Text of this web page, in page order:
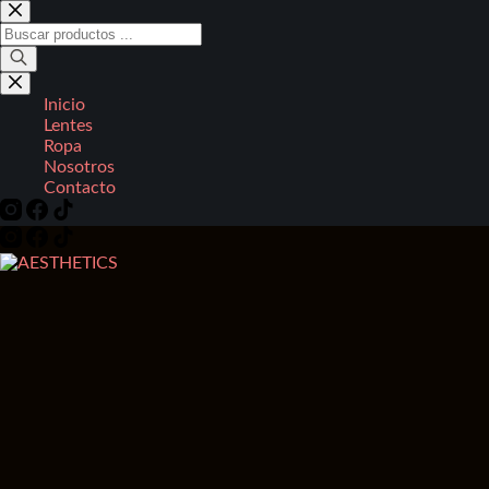
Saltar
al
contenido
Búsqueda
de
productos
Inicio
Lentes
Ropa
Nosotros
Contacto